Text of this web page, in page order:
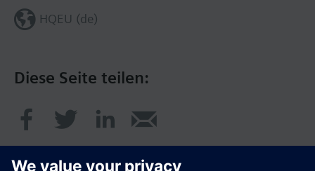
Diese Seite teilen:
HQEU (de)